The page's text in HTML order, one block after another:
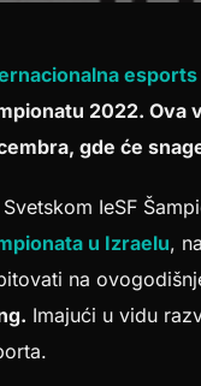
esports
2022. Ova
gde će
Svetskom IeSF
u Izraelu,
na
Imajući u vidu